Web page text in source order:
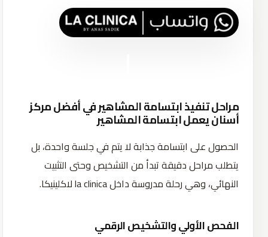
مراحل تنفيذ ابتسامة المشاهير في أفضل مركز
أسنان يعمل ابتسامة المشاهير
الحصول على ابتسامة جذابة لا يتم في جلسة واحدة، بل
يتطلب مراحل دقيقة تبدأ من التشخيص وحتى التثبيت
النهائي، وهي رحلة مدروسة داخل la clinica لاكلينيكا.
الفحص الأولي والتشخيص الرقمي